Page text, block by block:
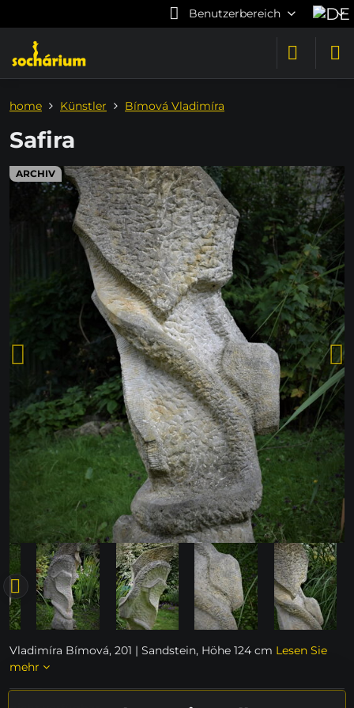
Benutzerbereich
ARCHIV
home Künstler Bímová Vladimíra
Safira
Vladimíra Bímová, 201 | Sandstein, Höhe 124 cm Lesen Sie
mehr